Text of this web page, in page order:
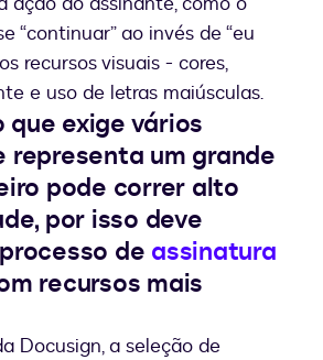
“continuar” ao invés de “eu
recursos visuais - cores,
e uso de letras maiúsculas.
exige vários
representa um grande
pode correr alto
por isso deve
de assinatura
recursos mais
Docusign, a seleção de